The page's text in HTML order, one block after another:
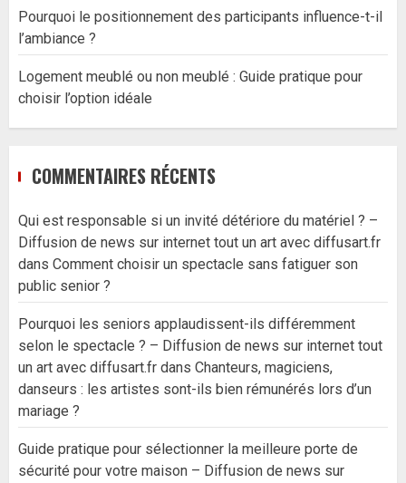
Pourquoi le positionnement des participants influence-t-il
l’ambiance ?
Logement meublé ou non meublé : Guide pratique pour
choisir l’option idéale
COMMENTAIRES RÉCENTS
Qui est responsable si un invité détériore du matériel ? –
Diffusion de news sur internet tout un art avec diffusart.fr
dans Comment choisir un spectacle sans fatiguer son
public senior ?
Pourquoi les seniors applaudissent-ils différemment
selon le spectacle ? – Diffusion de news sur internet tout
un art avec diffusart.fr dans Chanteurs, magiciens,
danseurs : les artistes sont-ils bien rémunérés lors d’un
mariage ?
Guide pratique pour sélectionner la meilleure porte de
sécurité pour votre maison – Diffusion de news sur